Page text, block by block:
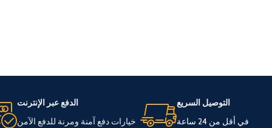
التوصيل السريع
في أقل من 24 ساعة
الدفع عبر الإنترنت
خيارات دفع آمنة ومرنة للدفع الآمن